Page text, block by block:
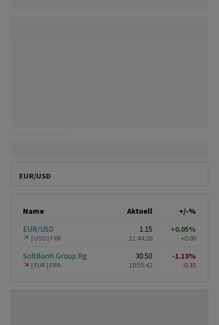
EUR/USD
Name Aktuell
+/-%
EUR/USD
USD FXR
1.15
11:44:26
+0.05%
+0.00
SoftBanK Group Rg
EUR FRA
30.50
10:55:42
-1.13%
-0.35